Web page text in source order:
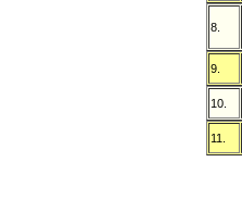
8.
9.
10.
11.